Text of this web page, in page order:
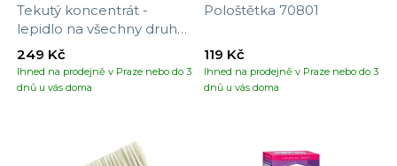
Tekutý koncentrát -
lepidlo na všechny druhy
tapet
Ihned na prodejně v Praze nebo do 3
dnů u vás doma
249 Kč
Pološtětka 70801
Ihned na prodejně v Praze nebo do 3
dnů u vás doma
119 Kč